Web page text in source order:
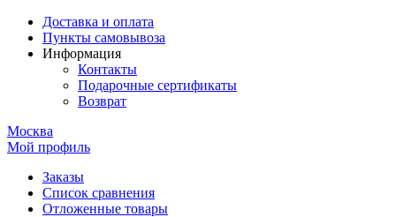
Доставка и оплата
Пункты самовывоза
Информация
Контакты
Подарочные сертификаты
Возврат
Москва
Мой профиль
Заказы
Список сравнения
Отложенные товары